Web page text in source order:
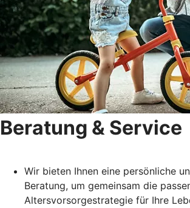
Beratung & Service
Wir bieten Ihnen eine persönliche
Beratung, um gemeinsam die
Altersvorsorgestrategie für Ihre